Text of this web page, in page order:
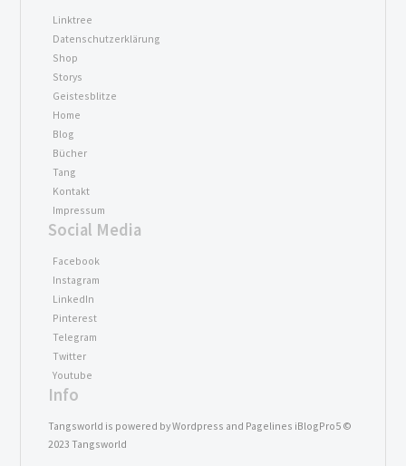
Linktree
Datenschutzerklärung
Shop
Storys
Geistesblitze
Home
Blog
Bücher
Tang
Kontakt
Impressum
Social Media
Facebook
Instagram
LinkedIn
Pinterest
Telegram
Twitter
Youtube
Info
Tangsworld is powered by Wordpress and Pagelines iBlogPro5 ©
2023 Tangsworld